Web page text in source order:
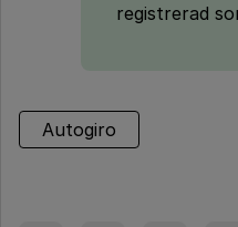
registrerad
Autogiro